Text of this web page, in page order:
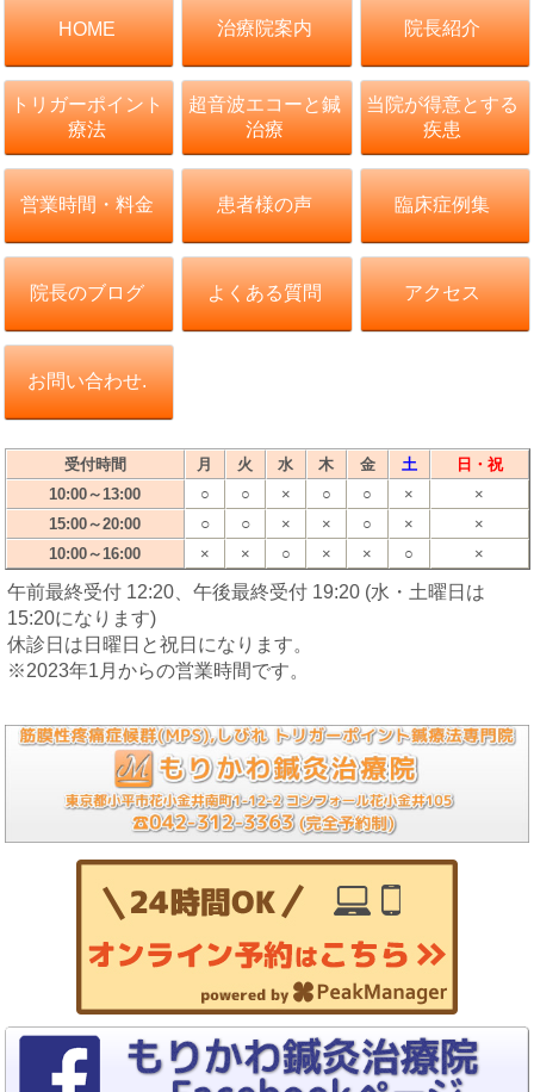
HOME 治療院案内 院長紹介
トリガーポイント
療法
超音波エコーと鍼
治療
当院が得意とする
疾患
営業時間・料金 患者様の声 臨床症例集
院長のブログ よくある質問 アクセス
お問い合わせ.
受付時間 月 火 水 木 金 土
日・祝
10:00～13:00
○ ○ × ○ ○ ×
×
15:00～20:00
○ ○ × × ○ ×
×
10:00～16:00
× × ○ × × ○ ×
午前最終受付 12:20、午後最終受付 19:20 (水・土曜日は
15:20になります)
休診日は日曜日と祝日になります。
※2023年1月からの営業時間です。